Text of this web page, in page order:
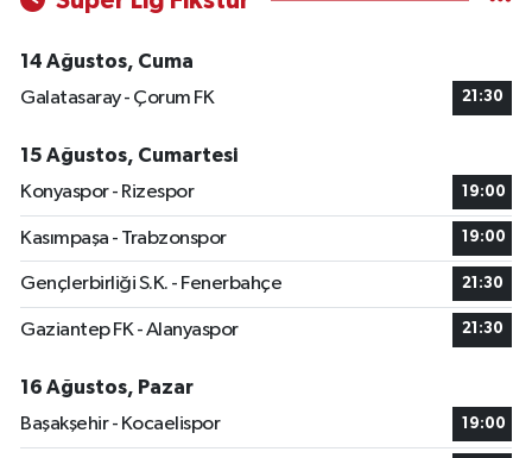
14 Ağustos, Cuma
Galatasaray - Çorum FK
21:30
15 Ağustos, Cumartesi
Konyaspor - Rizespor
19:00
Kasımpaşa - Trabzonspor 19:00
Gençlerbirliği S.K. - Fenerbahçe 21:30
Gaziantep FK - Alanyaspor 21:30
16 Ağustos, Pazar
Başakşehir - Kocaelispor
19:00